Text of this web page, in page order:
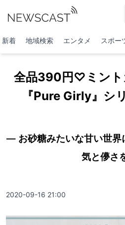
新着 地域検索 エンタメ スポー
全品390円♡ミント
『Pure Girly』シ
― お砂糖みたいな甘い世界
気と儚さ
2020-09-16 21:00